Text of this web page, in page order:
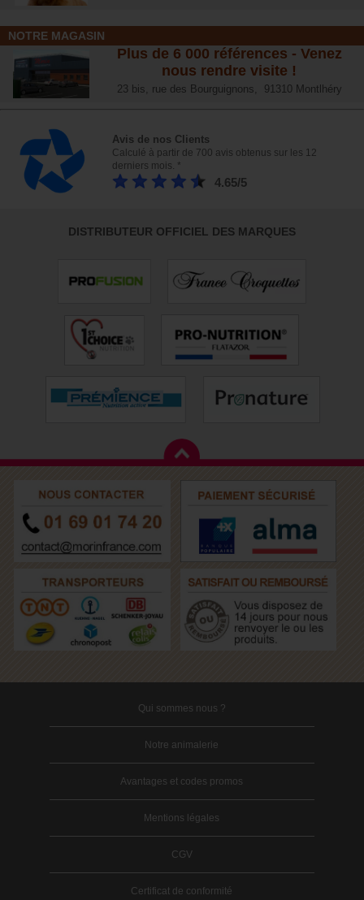
NOTRE MAGASIN
Plus de 6 000 références - Venez
nous rendre visite !
23 bis, rue des Bourguignons, 91310 Montlhéry
Avis de nos Clients
Calculé à partir de 700 avis obtenus sur les 12
derniers mois. *
4.65/5
DISTRIBUTEUR OFFICIEL DES MARQUES
Qui sommes nous ?
Notre animalerie
Avantages et codes promos
Mentions légales
CGV
Certificat de conformité